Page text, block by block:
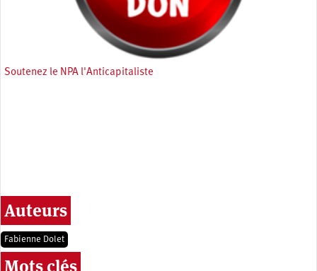
Soutenez le NPA l'Anticapitaliste
Auteurs
Fabienne Dolet
Mots clés